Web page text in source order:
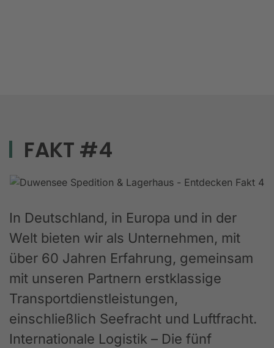
FAKT #4
In Deutschland, in Europa und in der
Welt bieten wir als Unternehmen, mit
über 60 Jahren Erfahrung, gemeinsam
mit unseren Partnern erstklassige
Transportdienstleistungen,
einschließlich Seefracht und Luftfracht.
Internationale Logistik – Die fünf